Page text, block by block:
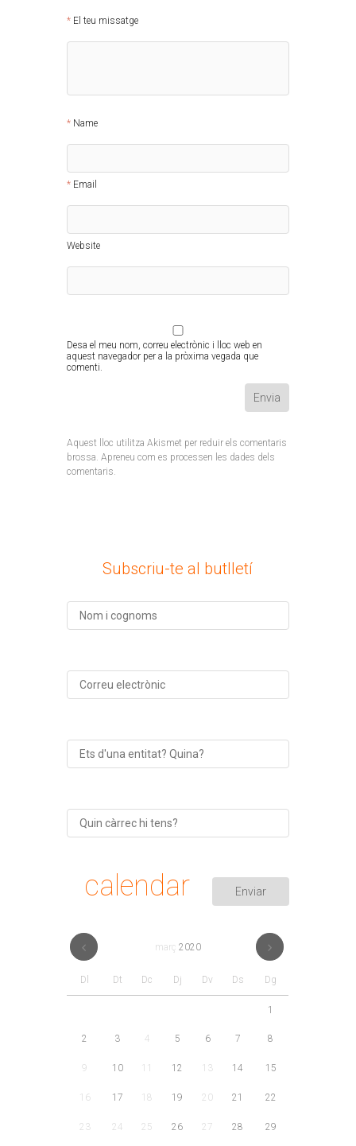
El teu missatge
Name
Email
Website
Desa el meu nom, correu electrònic i lloc web en
aquest navegador per a la pròxima vegada que
comenti.
Aquest lloc utilitza Akismet per reduir els comentaris
brossa. Apreneu com es processen les dades dels
comentaris.
Subscriu-te al butlletí
calendar
març 2020
Dl Dt Dc Dj Dv Ds Dg
1
2 3 4 5 6 7 8
9 10 12 13 14 15
16 17 18 19 20 21 22
23 24 25 26 27 28 29